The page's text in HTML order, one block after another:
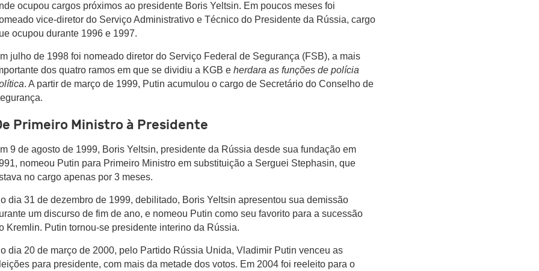
ocupou cargos próximos ao presidente Boris Yeltsin. Em poucos meses foi
vice-diretor do Serviço Administrativo e Técnico do Presidente da Rússia, cargo
ocupou durante 1996 e 1997.
julho de 1998 foi nomeado diretor do Serviço Federal de Segurança (FSB), a mais
dos quatro ramos em que se dividiu a KGB e herdara as funções de polícia
. A partir de março de 1999, Putin acumulou o cargo de Secretário do Conselho de
Primeiro Ministro à Presidente
9 de agosto de 1999, Boris Yeltsin, presidente da Rússia desde sua fundação em
nomeou Putin para Primeiro Ministro em substituição a Serguei Stephasin, que
no cargo apenas por 3 meses.
dia 31 de dezembro de 1999, debilitado, Boris Yeltsin apresentou sua demissão
um discurso de fim de ano, e nomeou Putin como seu favorito para a sucessão
Kremlin. Putin tornou-se presidente interino da Rússia.
dia 20 de março de 2000, pelo Partido Rússia Unida, Vladimir Putin venceu as
para presidente, com mais da metade dos votos. Em 2004 foi reeleito para o